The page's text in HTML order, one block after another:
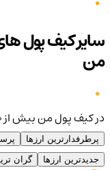
سایر کیف پول
من
در کیف پول من بیش از ۳,۰۰۰ ارز دیجیتال قابل معامله وجود دارد
پرطرفدارترین ارزها
جدیدترین ارزها
گران